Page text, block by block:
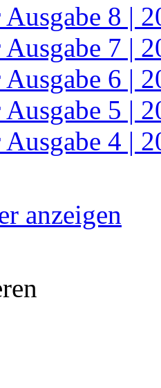
8 |
7 |
6 |
5 |
4 |
anzeigen